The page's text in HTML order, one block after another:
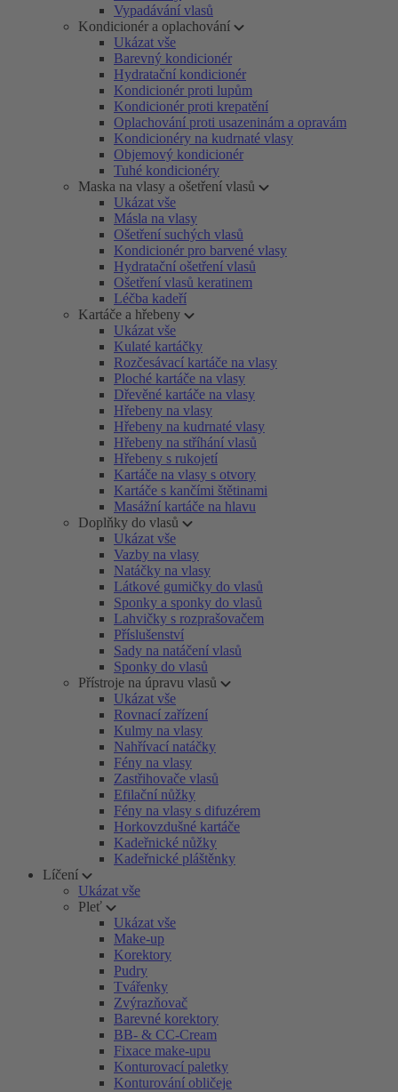
Vypadávání vlasů
Kondicionér a oplachování
Ukázat vše
Barevný kondicionér
Hydratační kondicionér
Kondicionér proti lupům
Kondicionér proti krepatění
Oplachování proti usazeninám a opravám
Kondicionéry na kudrnaté vlasy
Objemový kondicionér
Tuhé kondicionéry
Maska na vlasy a ošetření vlasů
Ukázat vše
Másla na vlasy
Ošetření suchých vlasů
Kondicionér pro barvené vlasy
Hydratační ošetření vlasů
Ošetření vlasů keratinem
Léčba kadeří
Kartáče a hřebeny
Ukázat vše
Kulaté kartáčky
Rozčesávací kartáče na vlasy
Ploché kartáče na vlasy
Dřevěné kartáče na vlasy
Hřebeny na vlasy
Hřebeny na kudrnaté vlasy
Hřebeny na stříhání vlasů
Hřebeny s rukojetí
Kartáče na vlasy s otvory
Kartáče s kančími štětinami
Masážní kartáče na hlavu
Doplňky do vlasů
Ukázat vše
Vazby na vlasy
Natáčky na vlasy
Látkové gumičky do vlasů
Sponky a sponky do vlasů
Lahvičky s rozprašovačem
Příslušenství
Sady na natáčení vlasů
Sponky do vlasů
Přístroje na úpravu vlasů
Ukázat vše
Rovnací zařízení
Kulmy na vlasy
Nahřívací natáčky
Fény na vlasy
Zastřihovače vlasů
Efilační nůžky
Fény na vlasy s difuzérem
Horkovzdušné kartáče
Kadeřnické nůžky
Kadeřnické pláštěnky
Líčení
Ukázat vše
Pleť
Ukázat vše
Make-up
Korektory
Pudry
Tvářenky
Zvýrazňovač
Barevné korektory
BB- & CC-Cream
Fixace make-upu
Konturovací paletky
Konturování obličeje